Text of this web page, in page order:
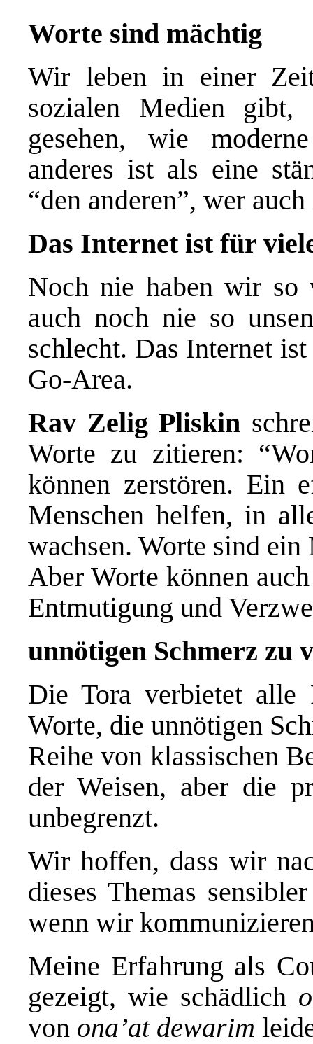
Worte sind mächtig
Wir leben in einer
sozialen Medien
gesehen, wie
anderes ist als eine
“den anderen”, wer
Das Internet ist für
Noch nie haben wir so
auch noch nie so
schlecht. Das Internet
Go-Area.
Rav Zelig Pliskin
Worte zu zitieren:
können zerstören. Ein
Menschen helfen, in
wachsen. Worte sind
Aber Worte können
Entmutigung und
unnötigen Schmerz zu
Die Tora verbietet
Worte, die unnötigen
Reihe von klassischen
der Weisen, aber die
unbegrenzt.
Wir hoffen, dass wir
dieses Themas
wenn wir
Meine Erfahrung als
gezeigt, wie schädlich
von ona’at dewarim